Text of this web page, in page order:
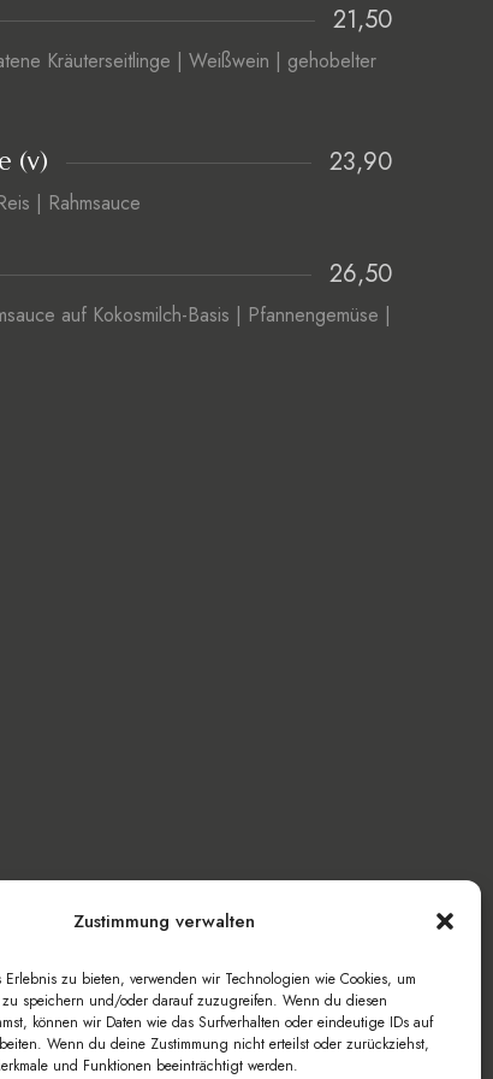
Zustimmung verwalten
Erlebnis zu bieten, verwenden wir Technologien wie Cookies, um
zu speichern und/oder darauf zuzugreifen. Wenn du diesen
können wir Daten wie das Surfverhalten oder eindeutige IDs auf
Wenn du deine Zustimmung nicht erteilst oder zurückziehst,
und Funktionen beeinträchtigt werden.
21,50
Kräuterseitlinge | Weißwein | gehobelter
(v) 23,90
| Rahmsauce
26,50
auf Kokosmilch-Basis | Pfannengemüse |